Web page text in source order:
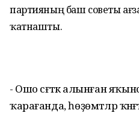
партияның баш советы
ҡатнашты.
- Ошо сәғәткә алынған
ҡарағанда, һөҙөмтәләр